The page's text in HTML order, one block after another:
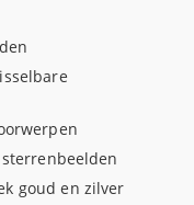
goud en zilver